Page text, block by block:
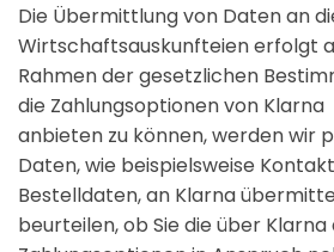
Die Übermittlung von Daten an
Wirtschaftsauskunfteien erfolgt
Rahmen der gesetzlichen
die Zahlungsoptionen von Klarna
anbieten zu können, werden wir
Daten, wie beispielsweise
Bestelldaten, an Klarna
beurteilen, ob Sie die über